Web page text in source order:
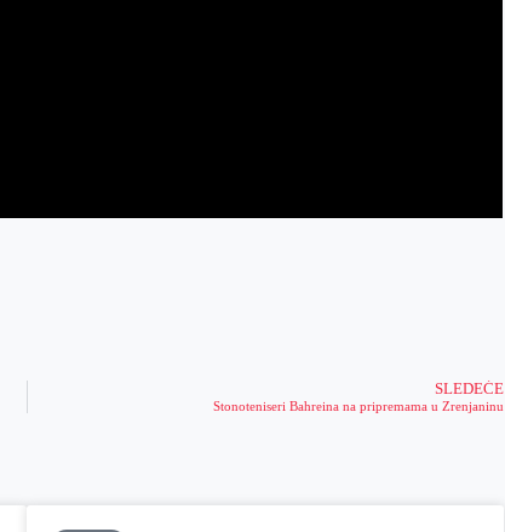
SLEDEĆE
Stonoteniseri Bahreina na pripremama u Zrenjaninu